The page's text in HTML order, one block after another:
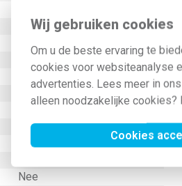
Wij gebruiken cookies
Om u de beste ervaring te
cookies voor websiteanalyse
advertenties. Lees meer in ons
alleen noodzakelijke cookies?
Cookies
Geen
Kunststof
16000 Milliampère (mA)
Klauw-/schroefbevestiging
7021
IK05
Nee